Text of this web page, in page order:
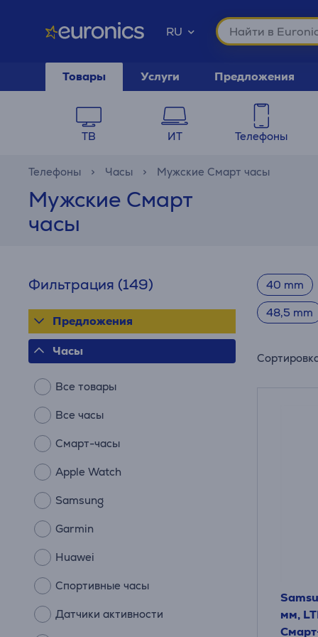
RU
Товары Услуги Предложения
ТВ ИТ Телефоны
Телефоны Часы Мужские Смарт часы
Мужские Смарт
часы
Фильтрация (149)
Предложения
Часы
Все товары
Все часы
Смарт-часы
Apple Watch
Samsung
Garmin
Huawei
Спортивные часы
Датчики активности
40 mm
48,5 mm
мм,